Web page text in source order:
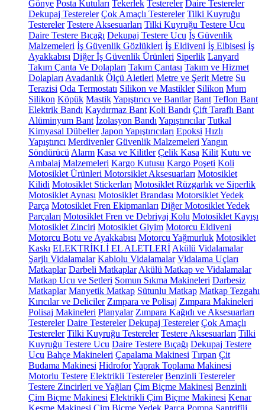
Gönye Posta Kutuları Tekerlek Testereler Daire Testereler
Dekupaj Testereler Çok Amaçlı Testereler Tilki Kuyruğu
Testereler Testere Aksesuarları Tilki Kuyruğu Testere Ucu
Daire Testere Bıçağı Dekupaj Testere Ucu İş Güvenlik
Malzemeleri İş Güvenlik Gözlükleri İş Eldiveni İş Elbisesi İş
Ayakkabısı Diğer İş Güvenlik Ürünleri Siperlik Lanyard
Takım Çanta Ve Dolapları Takım Çantası Takım ve Hizmet
Dolapları Avadanlık Ölçü Aletleri Metre ve Şerit Metre Su
Terazisi Oda Termostatı Silikon ve Mastikler Silikon Mum
Silikon Köpük MastikYapıştırıcı ve Bantlar Bant Teflon Bant
Elektrik Bandı Kaydırmaz Bant Koli Bandı Çift Taraflı Bant
Alüminyum Bant İzolasyon Bandı Yapıştırıcılar Tutkal
Kimyasal Dübeller Japon Yapıştırıcıları Epoksi Hızlı
Yapıştırıcı Merdivenler Güvenlik Malzemeleri Yangın
Söndürücü Alarm Kasa ve Kilitler Çelik Kasa Kilit Kutu ve
Ambalaj Malzemeleri Kargo Kutusu Kargo Poşeti Koli
Motosiklet Ürünleri Motorsiklet Aksesuarları Motosiklet
Kilidi Motosiklet Stickerları Motosiklet Rüzgarlık ve Siperlik
Motosiklet Aynası Motosiklet Brandası Motorsiklet Yedek
Parça Motosiklet Fren Ekipmanları Diğer Motosiklet Yedek
Parçaları Motosiklet Fren ve Debriyaj Kolu Motosiklet Kayışı
Motosiklet Zinciri Motosiklet Giyim Motorcu Eldiveni
Motorcu Botu ve Ayakkabısı Motorcu Yağmurluk Motosiklet
Kaskı ELEKTRİKLİ EL ALETLERİ Akülü Vidalamalar
Şarjlı Vidalamalar Kablolu Vidalamalar Vidalama Uçları
Matkaplar Darbeli Matkaplar Akülü Matkap ve Vidalamalar
Matkap Ucu ve Setleri Somun Sıkma Makineleri Darbesiz
Matkaplar Manyetik Matkap Sütunlu Matkap Matkap Tezgahı
Kırıcılar ve Deliciler Zımpara ve Polisaj Zımpara Makineleri
Polisaj Makineleri Planyalar Zımpara Kağıdı ve Aksesuarları
Testereler Daire Testereler Dekupaj Testereler Çok Amaçlı
Testereler Tilki Kuyruğu Testereler Testere Aksesuarları Tilki
Kuyruğu Testere Ucu Daire Testere Bıçağı Dekupaj Testere
Ucu Bahçe Makineleri Çapalama Makinesi Tırpan Çit
Budama Makinesi HidroforYaprak Toplama Makinesi
Motorlu Testere Elektrikli Testereler Benzinli Testereler
Testere Zincirleri ve Yağları Çim Biçme Makinesi Benzinli
Çim Biçme Makinesi Elektrikli Çim Biçme Makinesi Kenar
Kesme Makinesi Çim Biçme Yedek Parça Pompa Santrifüj